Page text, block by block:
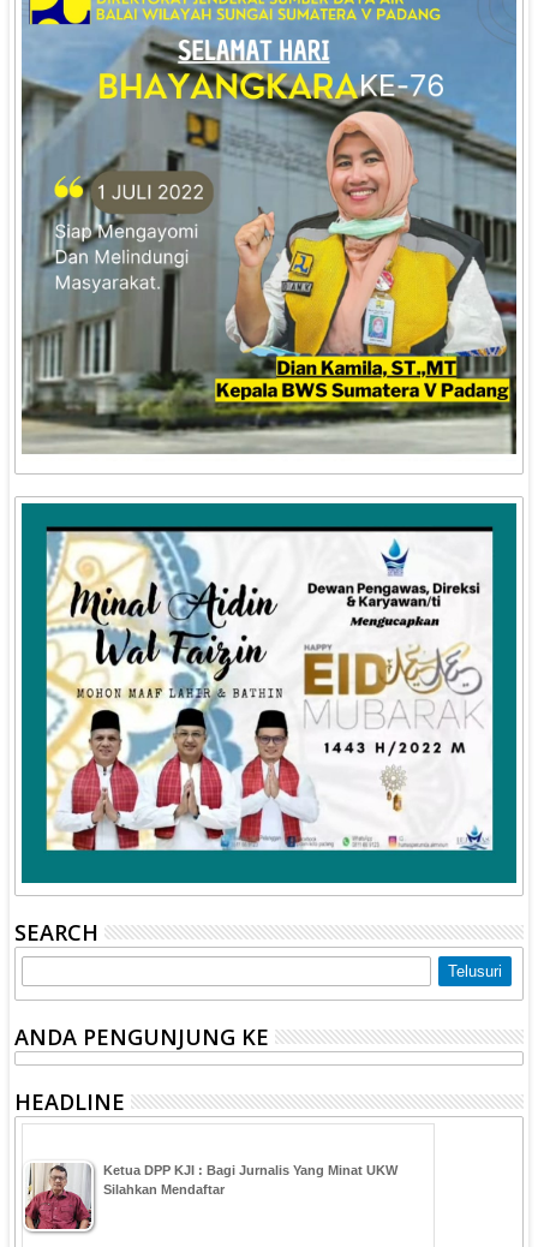
SEARCH
ANDA PENGUNJUNG KE
HEADLINE
Ketua DPP KJI : Bagi Jurnalis Yang Minat UKW
Silahkan Mendaftar